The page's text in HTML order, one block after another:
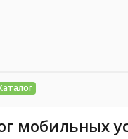
мобильных